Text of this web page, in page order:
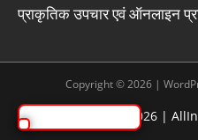
प्राकृतिक उपचार एवं ऑनलाइन
Copyright © 2026 |